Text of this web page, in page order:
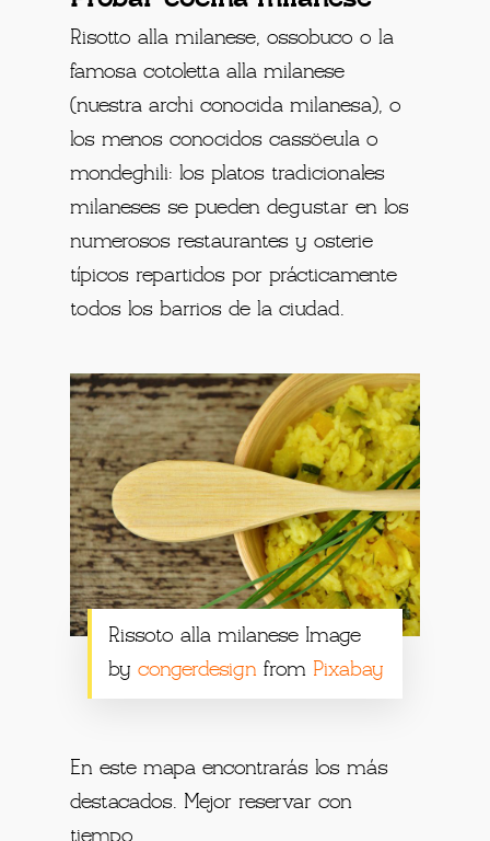
Risotto alla milanese, ossobuco o la
famosa cotoletta alla milanese
(nuestra archi conocida milanesa), o
los menos conocidos cassöeula o
mondeghili: los platos tradicionales
milaneses se pueden degustar en los
numerosos restaurantes y osterie
típicos repartidos por prácticamente
todos los barrios de la ciudad.
Rissoto alla milanese Image
bycongerdesign from Pixabay
En este mapa encontrarás los más
destacados. Mejor reservar con
tiempo.